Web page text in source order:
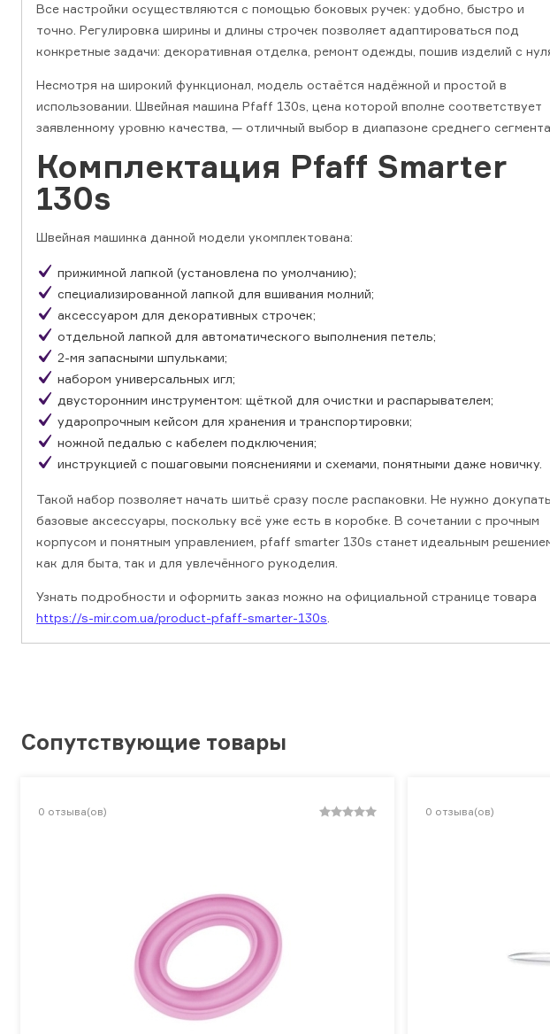
Все настройки осуществляются с помощью боковых ручек: удобно, быстро и
точно. Регулировка ширины и длины строчек позволяет адаптироваться под
конкретные задачи: декоративная отделка, ремонт одежды, пошив изделий с
Несмотря на широкий функционал, модель остаётся надёжной и простой в
использовании. Швейная машина Pfaff 130s, цена которой вполне соответствует
заявленному уровню качества, — отличный выбор в диапазоне среднего сегмента.
Комплектация Pfaff Smarter
130s
Швейная машинка данной модели укомплектована:
прижимной лапкой (установлена по умолчанию);
специализированной лапкой для вшивания молний;
аксессуаром для декоративных строчек;
отдельной лапкой для автоматического выполнения петель;
2-мя запасными шпульками;
набором универсальных игл;
двусторонним инструментом: щёткой для очистки и распарывателем;
ударопрочным кейсом для хранения и транспортировки;
ножной педалью с кабелем подключения;
инструкцией с пошаговыми пояснениями и схемами, понятными даже новичку.
Такой набор позволяет начать шитьё сразу после распаковки. Не нужно докупать
базовые аксессуары, поскольку всё уже есть в коробке. В сочетании с прочным
корпусом и понятным управлением, pfaff smarter 130s станет идеальным
как для быта, так и для увлечённого рукоделия.
Узнать подробности и оформить заказ можно на официальной странице товара
https://s-mir.com.ua/product-pfaff-smarter-130s
Сопутствующие товары
0 отзыва(ов) 0 отзыва(ов)